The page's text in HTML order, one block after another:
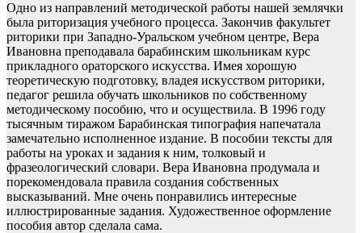
Одно из направлений методической работы нашей землячки
была риторизация учебного процесса. Закончив факультет
риторики при Западно-Уральском учебном центре, Вера
Ивановна преподавала барабинским школьникам курс
прикладного ораторского искусства. Имея хорошую
теоретическую подготовку, владея искусством риторики,
педагог решила обучать школьников по собственному
методическому пособию, что и осуществила. В 1996 году
тысячным тиражом Барабинская типография напечатала
замечательно исполненное издание. В пособии тексты для
работы на уроках и задания к ним, толковый и
фразеологический словари. Вера Ивановна продумала и
порекомендовала правила создания собственных
высказываний. Мне очень понравились интересные
иллюстрированные задания. Художественное оформление
пособия автор сделала сама.